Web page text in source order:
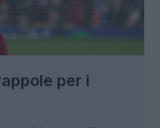
per i